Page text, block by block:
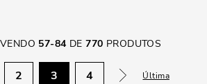
57-84 DE770 PRODUTOS
2 3 4 Última